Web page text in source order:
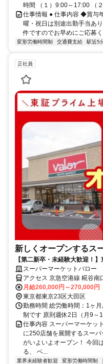
時間 （１）9:00～17:00 （
仕事情報 ● 仕事内容 ◆賞
曜・祝日は別途出勤手当あ
件ですのでお早めにご応募
変形労働時間制 交通費支給 駅近5
正社員
新しくオープンするス
【第二新卒・未経験大歓迎！
バロー”が東京に初出店！＜転
スーパーマーケットバロー
アクセス 京急空港線 糀谷
分、京急空港線 京急蒲田東
月給260,000円～270,000円
東京都東京23区大田区
勤務時間 総労働時間：1ヶ
制です 原則週休2日（月9～
仕事内容 スーパーマーケッ
に250店舗を展開するスー
がいよいよオープン！ 今回
る、 ベ...
業界未経験者歓迎 変形労働時間制